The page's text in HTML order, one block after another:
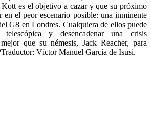
es el objetivo a cazar y que su próximo
en el peor escenario posible: una inminente
G8 en Londres. Cualquiera de ellos puede
y desencadenar una crisis
que su némesis, Jack Reacher, para
Víctor Manuel García de Isusi.